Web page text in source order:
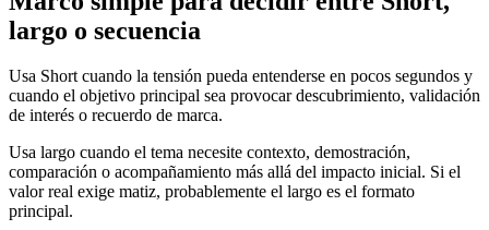
largo o secuencia
Usa Short cuando la tensión pueda entenderse en pocos segundos y
cuando el objetivo principal sea provocar descubrimiento, validación
de interés o recuerdo de marca.
Usa largo cuando el tema necesite contexto, demostración,
comparación o acompañamiento más allá del impacto inicial. Si el
valor real exige matiz, probablemente el largo es el formato
principal.